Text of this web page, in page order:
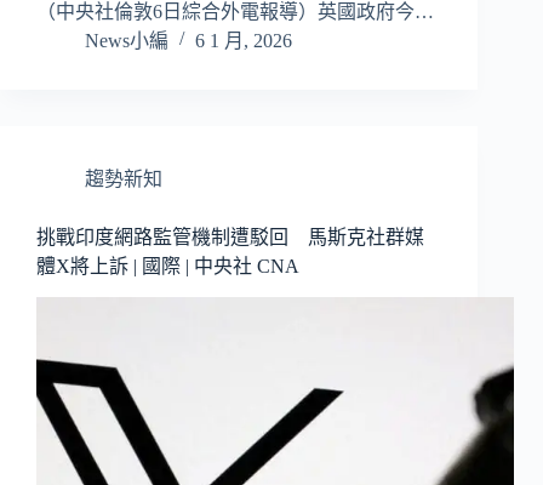
（中央社倫敦6日綜合外電報導）英國政府今…
News小編
6 1 月, 2026
趨勢新知
挑戰印度網路監管機制遭駁回 馬斯克社群媒
體X將上訴 | 國際 | 中央社 CNA